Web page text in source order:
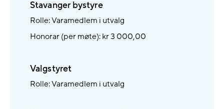
Stavanger bystyre
Rolle: Varamedlem i utvalg
Honorar (per møte): kr 3 000,00
Valgstyret
Rolle: Varamedlem i utvalg